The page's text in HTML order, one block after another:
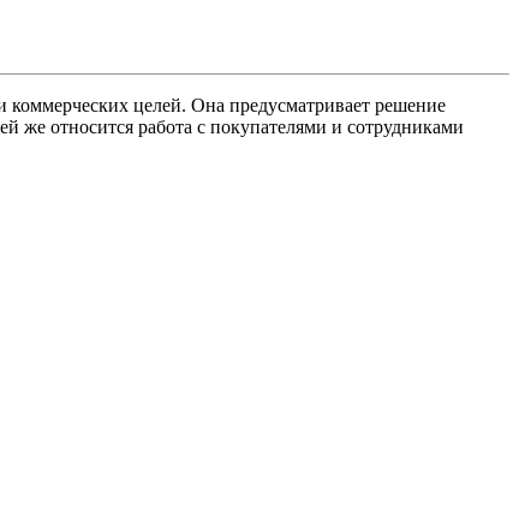
коммерческих целей. Она предусматривает решение
же относится работа с покупателями и сотрудниками